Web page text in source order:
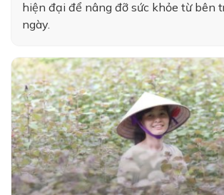
hiện đại để nâng đỡ sức khỏe từ bên
ngày.